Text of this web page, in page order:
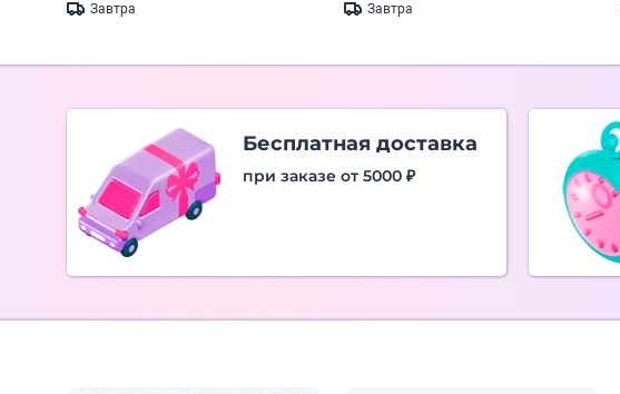
Завтра Завтра
Бесплатная доставка
при заказе от 5000 ₽